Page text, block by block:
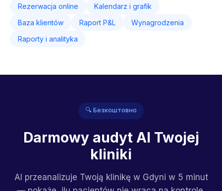
Rezerwacja online
Kalendarz i grafik
Baza klientów
Raport P&L
Wynagrodzenia
Raporty i analityka
🔍 Безкоштовно
Darmowy audyt AI Twojej
kliniki
AI przeanalizuje Twoją klinikę w Gdyni w 5 minut